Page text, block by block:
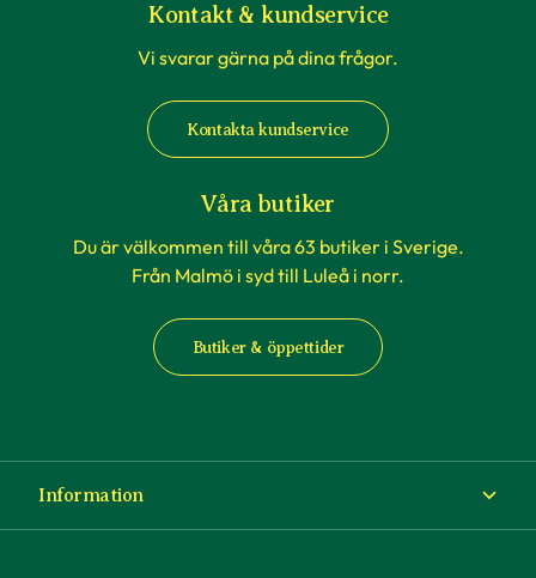
Kontakt & kundservice
Vi svarar gärna på dina frågor.
Kontakta kundservice
Våra butiker
Du är välkommen till våra 63 butiker i Sverige.
Från Malmö i syd till Luleå i norr.
Butiker & öppettider
Information